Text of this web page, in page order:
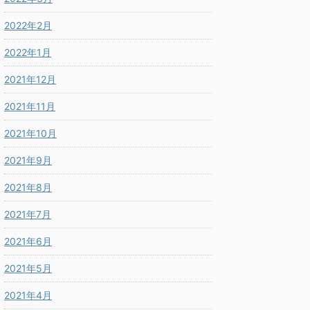
2022年2月
2022年1月
2021年12月
2021年11月
2021年10月
2021年9月
2021年8月
2021年7月
2021年6月
2021年5月
2021年4月